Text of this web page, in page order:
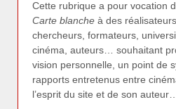
Cette rubrique a pour vocation
Carte blanche à des
chercheurs, formateurs,
cinéma, auteurs… souhaitant
vision personnelle, un point de
rapports entretenus entre
l’esprit du site et de son